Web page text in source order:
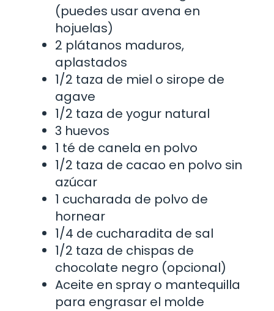
(puedes usar avena en
hojuelas)
2 plátanos maduros,
aplastados
1/2 taza de miel o sirope de
agave
1/2 taza de yogur natural
3 huevos
1 té de canela en polvo
1/2 taza de cacao en polvo sin
azúcar
1 cucharada de polvo de
hornear
1/4 de cucharadita de sal
1/2 taza de chispas de
chocolate negro (opcional)
Aceite en spray o mantequilla
para engrasar el molde